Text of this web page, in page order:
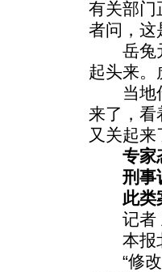
有关部门
者问，这
岳兔元
起头来。
当地传
来了，看
又关起来
专家
刑事诉
此类案
记者
本报
“修改